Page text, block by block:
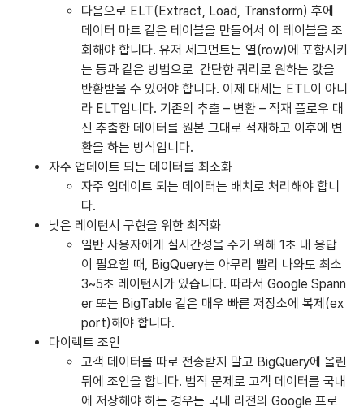
다음으로 ELT(Extract, Load, Transform) 후에
데이터 마트 같은 테이블을 만들어서 이 테이블을 조
회해야 합니다. 유저 세그먼트는 열(row)에 포함시키
는 등과 같은 방법으로 간단한 쿼리로 원하는 값을
반환받을 수 있어야 합니다. 이제 대세는 ETL이 아니
라 ELT입니다. 기존의 추출 – 변환 – 적재 플로우 대
신 추출한 데이터를 원본 그대로 적재하고 이후에 변
환을 하는 방식입니다.
자주 업데이트 되는 데이터를 최소화
자주 업데이트 되는 데이터는 배치로 처리해야 합니
다.
낮은 레이턴시 구현을 위한 최적화
일반 사용자에게 실시간성을 주기 위해 1초 내 응답
이 필요할 때, BigQuery는 아무리 빨리 나와도 최소
3~5초 레이턴시가 있습니다. 따라서 Google Spann
er 또는 BigTable 같은 매우 빠른 저장소에 복제(ex
port)해야 합니다.
다이렉트 조인
고객 데이터를 따로 전송받지 말고 BigQuery에 올린
뒤에 조인을 합니다. 법적 문제로 고객 데이터를 국내
에 저장해야 하는 경우는 국내 리전의 Google 프로